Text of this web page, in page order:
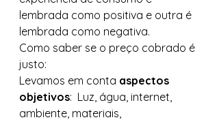
lembrada como positiva e outra é
lembrada como negativa.
Como saber se o preço cobrado é
justo:
Levamos em conta aspectos
objetivos:  Luz, água, internet,
ambiente, materiais,